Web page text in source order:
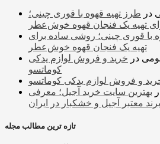
در طرز تهیه قهوه با قوری چینی؛
تهیه یک فنجان قهوه خوش‌عطر
با قوری چینی؛ روشی ساده برای
تهیه یک فنجان قهوه خوش‌عطر
در خرید و فروش لوازم یدکی
کوماتسو
و فروش لوازم یدکی کوماتسو
بهترین سایت خرید آجیل؛ معرفی
تازه ترین مطالب مجله